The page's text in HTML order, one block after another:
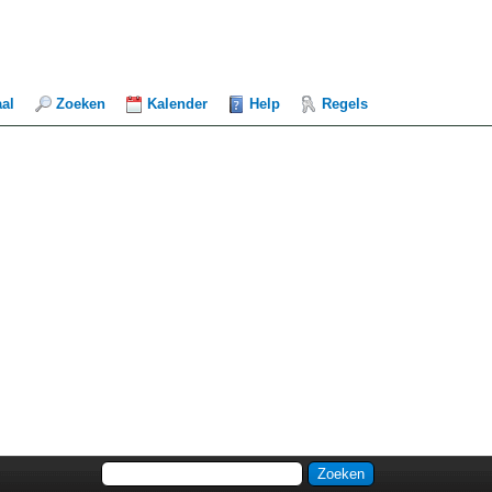
Zoeken Kalender Help Regels